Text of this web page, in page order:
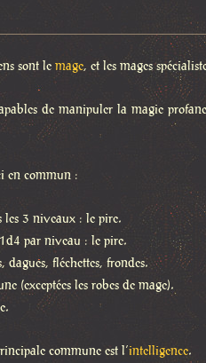
sont lemage, et les mages
de manipuler la magie
en commun :
les 3 niveaux : le pire.
par niveau : le pire.
dagues, fléchettes, frondes.
(exceptées les robes de mage).
commune est l’intelligence.